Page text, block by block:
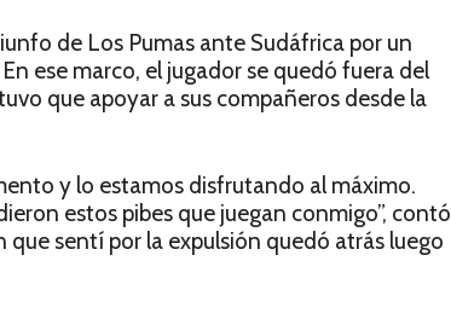
de Los Pumas ante Sudáfrica por un
ese marco, el jugador se quedó fuera del
que apoyar a sus compañeros desde la
y lo estamos disfrutando al máximo.
estos pibes que juegan conmigo”, contó
que sentí por la expulsión quedó atrás luego